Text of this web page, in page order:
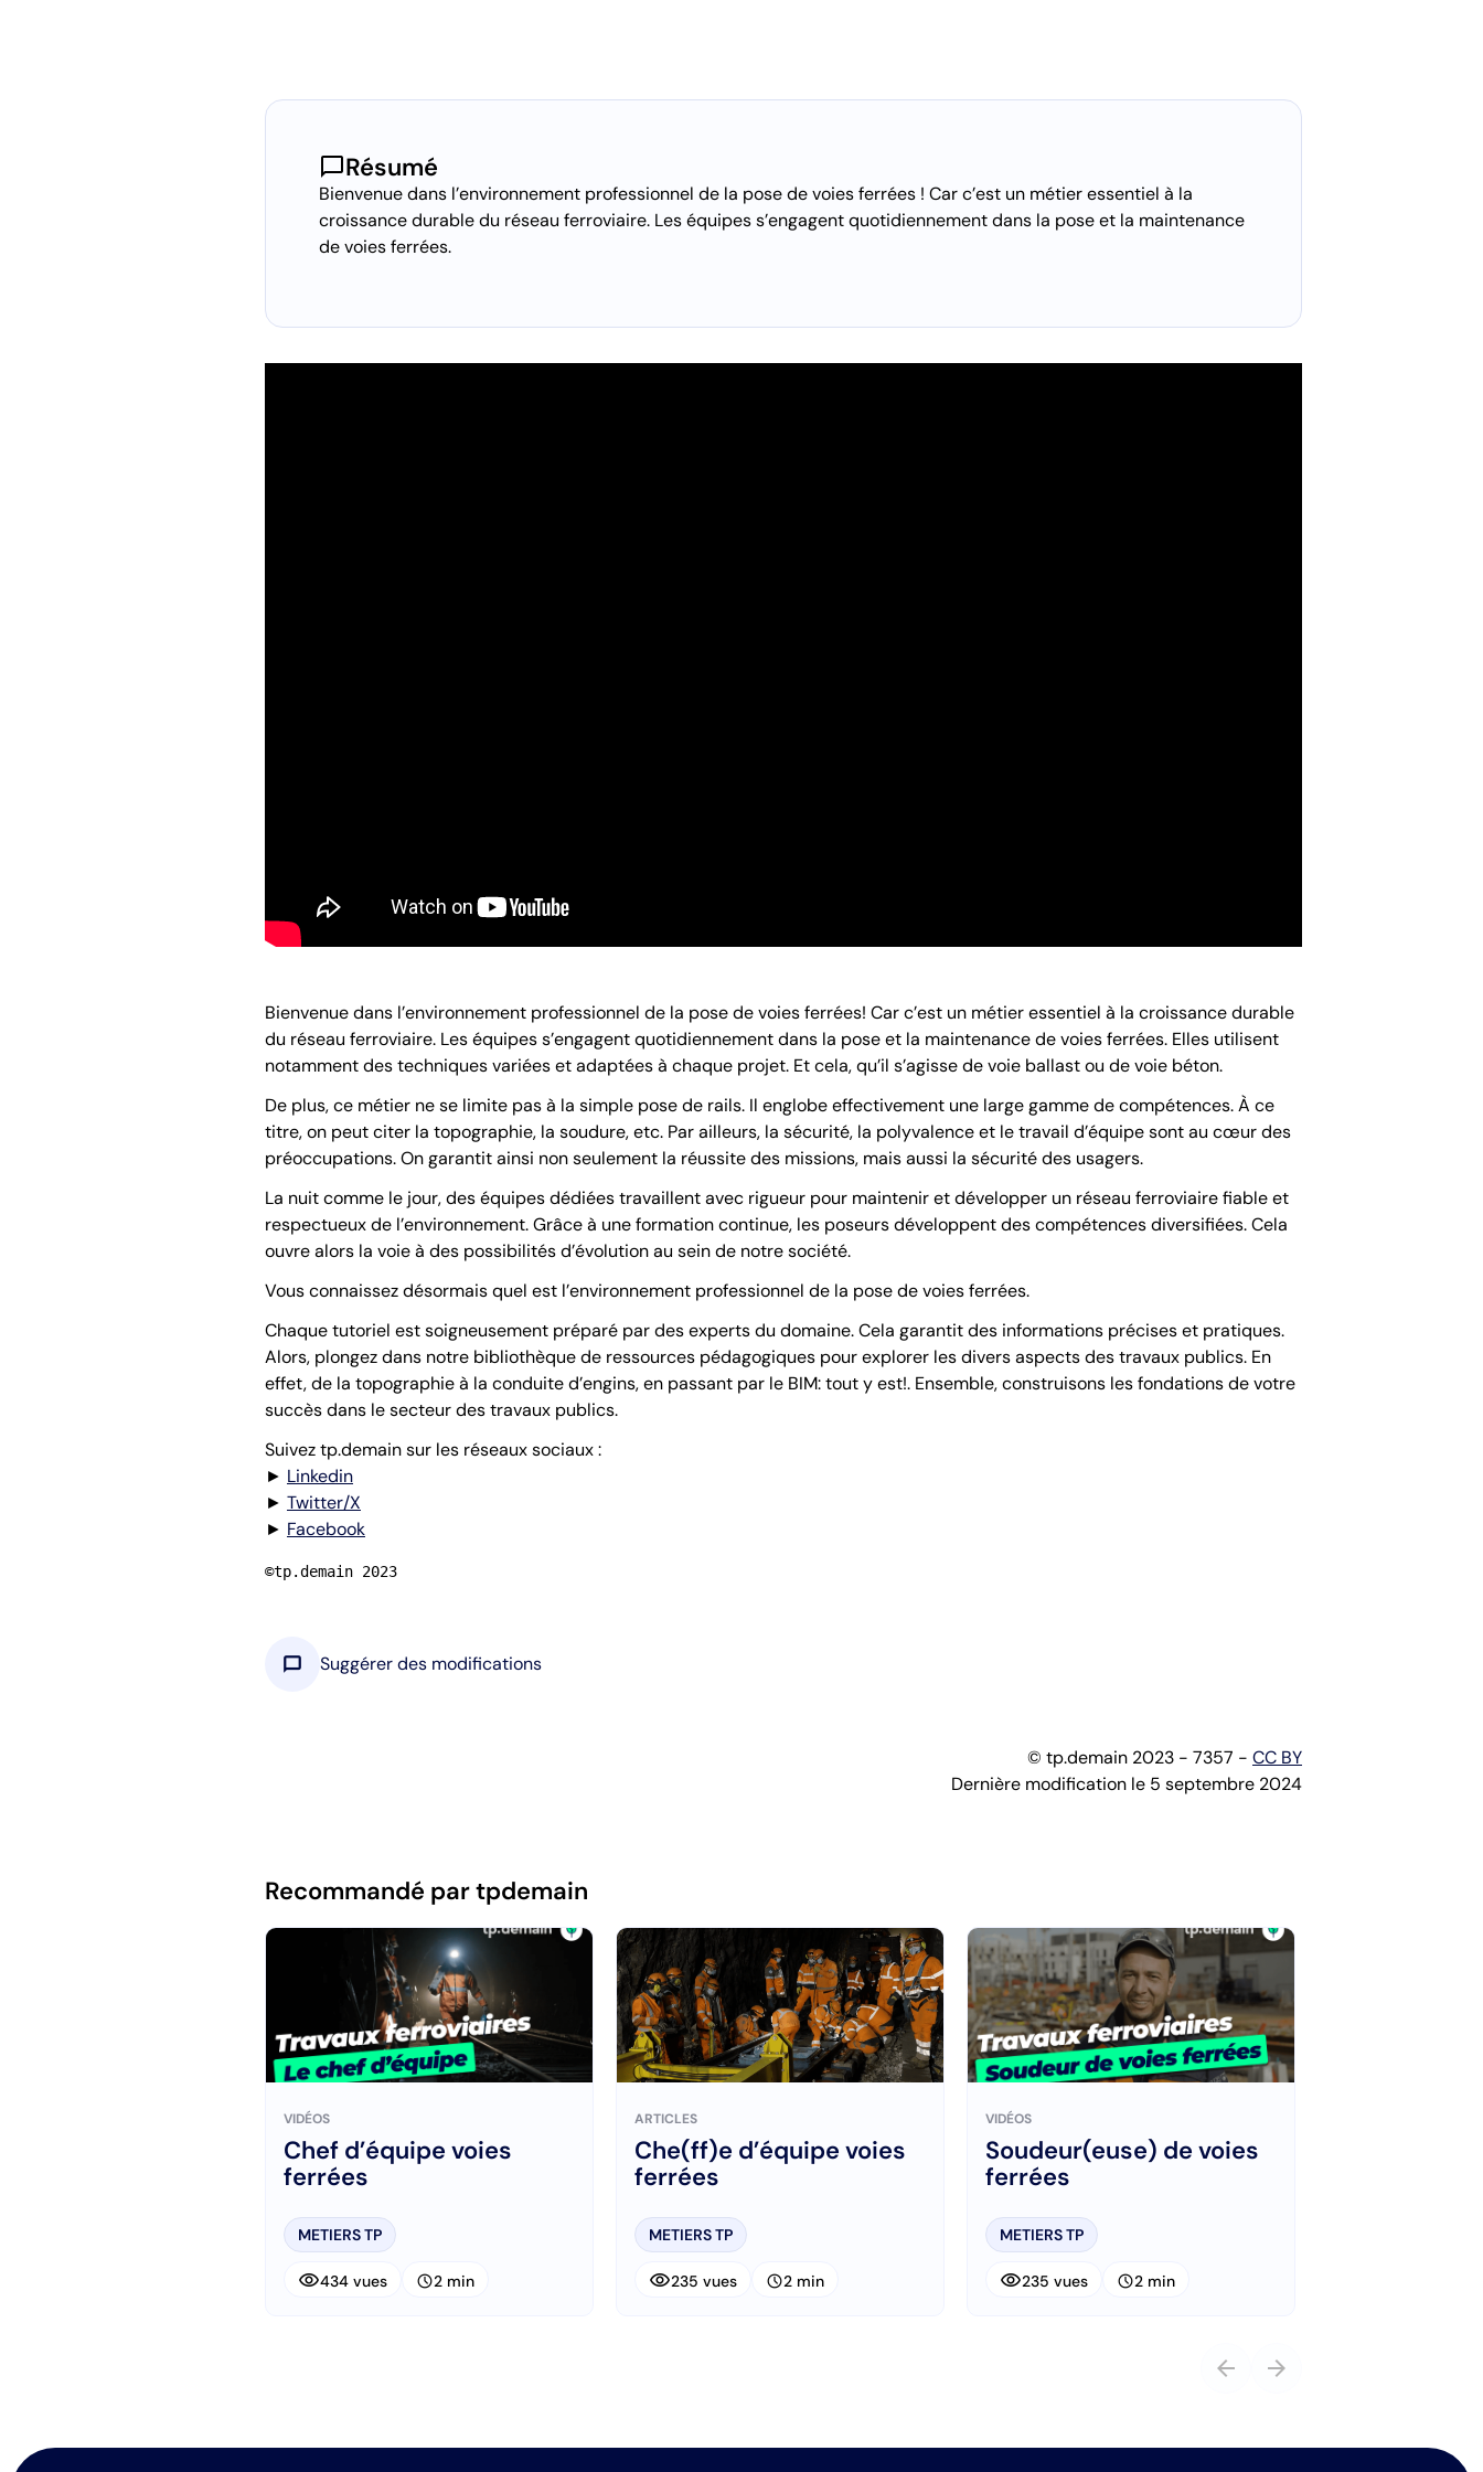
chat_bubbleRésumé
Bienvenue dans l’environnement professionnel de la pose de voies ferrées ! Car c’est un métier essentiel à la
croissance durable du réseau ferroviaire. Les équipes s’engagent quotidiennement dans la pose et la maintenance
de voies ferrées.
Bienvenue dans l’environnement professionnel de la pose de voies ferrées! Car c’est un métier essentiel à la croissance durable
du réseau ferroviaire. Les équipes s’engagent quotidiennement dans la pose et la maintenance de voies ferrées. Elles utilisent
notamment des techniques variées et adaptées à chaque projet. Et cela, qu’il s’agisse de voie ballast ou de voie béton.
De plus, ce métier ne se limite pas à la simple pose de rails. Il englobe effectivement une large gamme de compétences. À ce
titre, on peut citer la topographie, la soudure, etc. Par ailleurs, la sécurité, la polyvalence et le travail d’équipe sont au cœur des
préoccupations. On garantit ainsi non seulement la réussite des missions, mais aussi la sécurité des usagers.
La nuit comme le jour, des équipes dédiées travaillent avec rigueur pour maintenir et développer un réseau ferroviaire fiable et
respectueux de l’environnement. Grâce à une formation continue, les poseurs développent des compétences diversifiées. Cela
ouvre alors la voie à des possibilités d’évolution au sein de notre société.
Vous connaissez désormais quel est l’environnement professionnel de la pose de voies ferrées.
Chaque tutoriel est soigneusement préparé par des experts du domaine. Cela garantit des informations précises et pratiques.
Alors, plongez dans notre bibliothèque de ressources pédagogiques pour explorer les divers aspects des travaux publics. En
effet, de la topographie à la conduite d’engins, en passant par le BIM: tout y est!. Ensemble, construisons les fondations de votre
succès dans le secteur des travaux publics.
Suivez tp.demain sur les réseaux sociaux :
► Linkedin
► Twitter/X
► Facebook
©tp.demain 2023
chat_bubble Suggérer des modifications
© tp.demain 2023 - 7357 - CC BY
Dernière modification le 5 septembre 2024
Recommandé par tpdemain
VIDÉOS
Chef d’équipe voies
ferrées
METIERS TP
visibility434 vues schedule2 min
ARTICLES
Che(ff)e d’équipe voies
ferrées
METIERS TP
visibility235 vues schedule2 min
VIDÉOS
Soudeur(euse) de voies
ferrées
METIERS TP
visibility235 vues schedule2 min
arrow_back arrow_forward